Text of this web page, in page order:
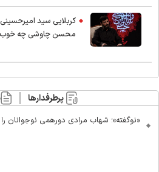
کربلایی سید امیر‌حسینی
محسن چاوشی چه خوب
پرطرفدارها
«نوگفته»؛ شهاب مرادی دورهمی نوجوانان را